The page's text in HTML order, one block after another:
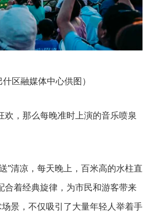
区融媒体中心供图）
，那么每晚准时上演的音乐喷泉
”清凉，每天晚上，百米高的水柱直
着经典旋律，为市民和游客带来
景，不仅吸引了大量年轻人举着手